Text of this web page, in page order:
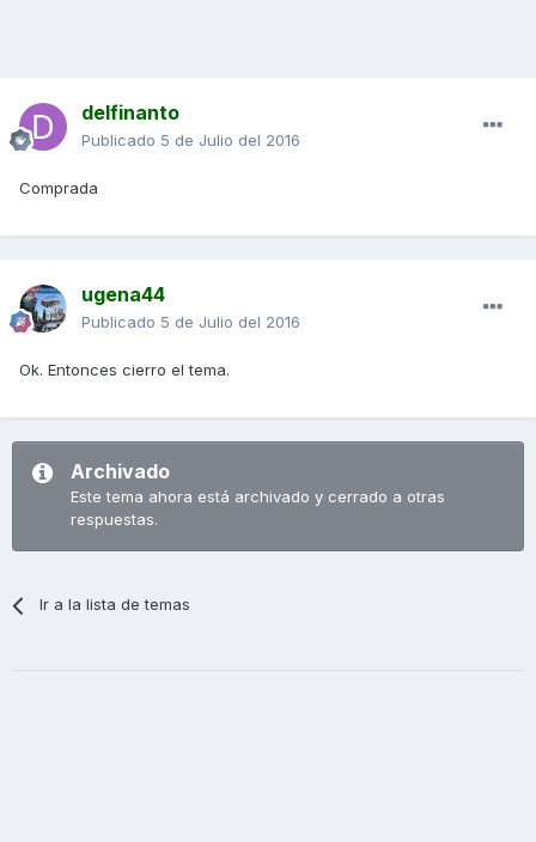
delfinanto
Publicado 5 de Julio del 2016
Comprada
ugena44
Publicado 5 de Julio del 2016
Ok. Entonces cierro el tema.
Archivado
Este tema ahora está archivado y cerrado a otras
respuestas.
Ir a la lista de temas